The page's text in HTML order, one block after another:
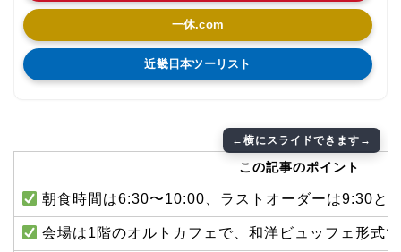
一休.com
近畿日本ツーリスト
この記事のポイント
朝食時間は6:30〜10:00、ラストオーダーは9:30と
会場は1階のオルトカフェで、和洋ビュッフェ形式